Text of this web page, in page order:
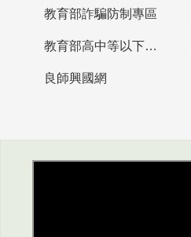
教育部詐騙防制專區
教育部高中等以下學校及幼兒園教師資格檢定考試
良師興國網